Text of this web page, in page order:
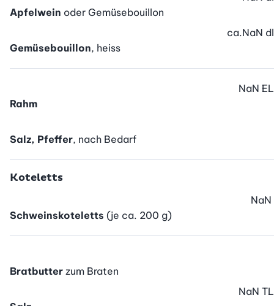
Apfelwein oder Gemüsebouillon
Gemüsebouillon, heiss
ca.NaN dl
Rahm
NaN EL
Salz, Pfeffer, nach Bedarf
Koteletts
Schweinskoteletts (je ca. 200 g)
NaN
Bratbutter zum Braten
NaN TL